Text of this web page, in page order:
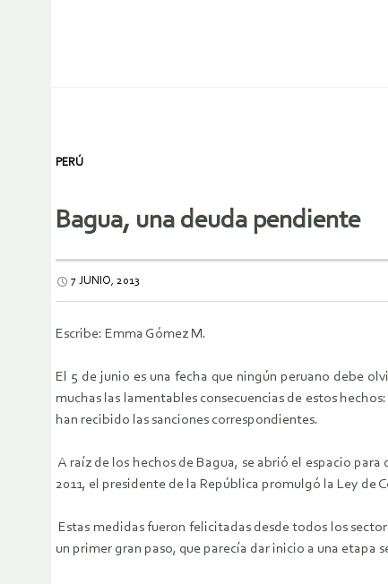
PERÚ
Bagua, una deuda pendiente
7 JUNIO, 2013
Escribe: Emma Gómez M.
El 5 de junio es una fecha que ningún peruano debe
muchas las lamentables consecuencias de estos
han recibido las sanciones correspondientes.
A raíz de los hechos de Bagua, se abrió el espacio
2011, el presidente de la República promulgó la Ley de
Estas medidas fueron felicitadas desde todos los
un primer gran paso, que parecía dar inicio a una etapa